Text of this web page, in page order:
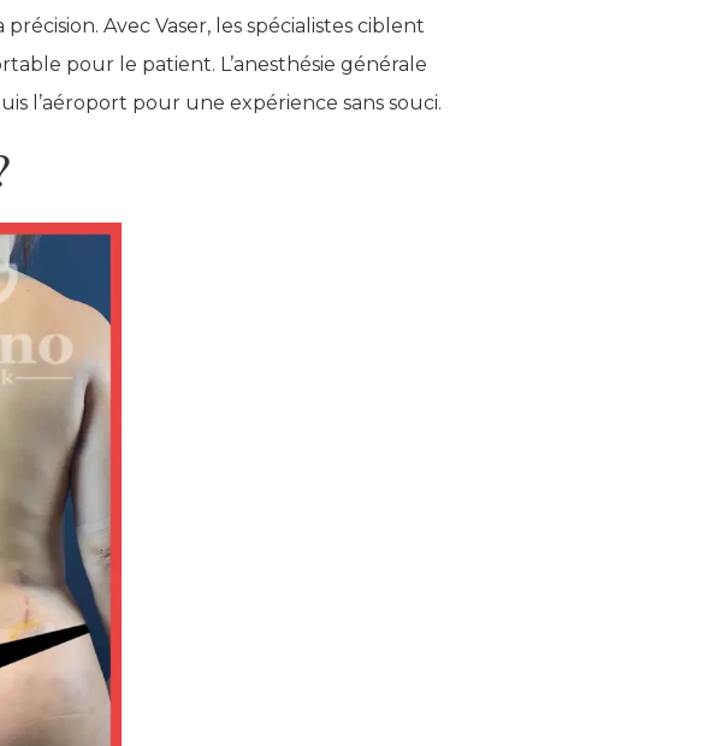
Avec Vaser, les spécialistes ciblent
pour le patient. L’anesthésie générale
l’aéroport pour une expérience sans souci.